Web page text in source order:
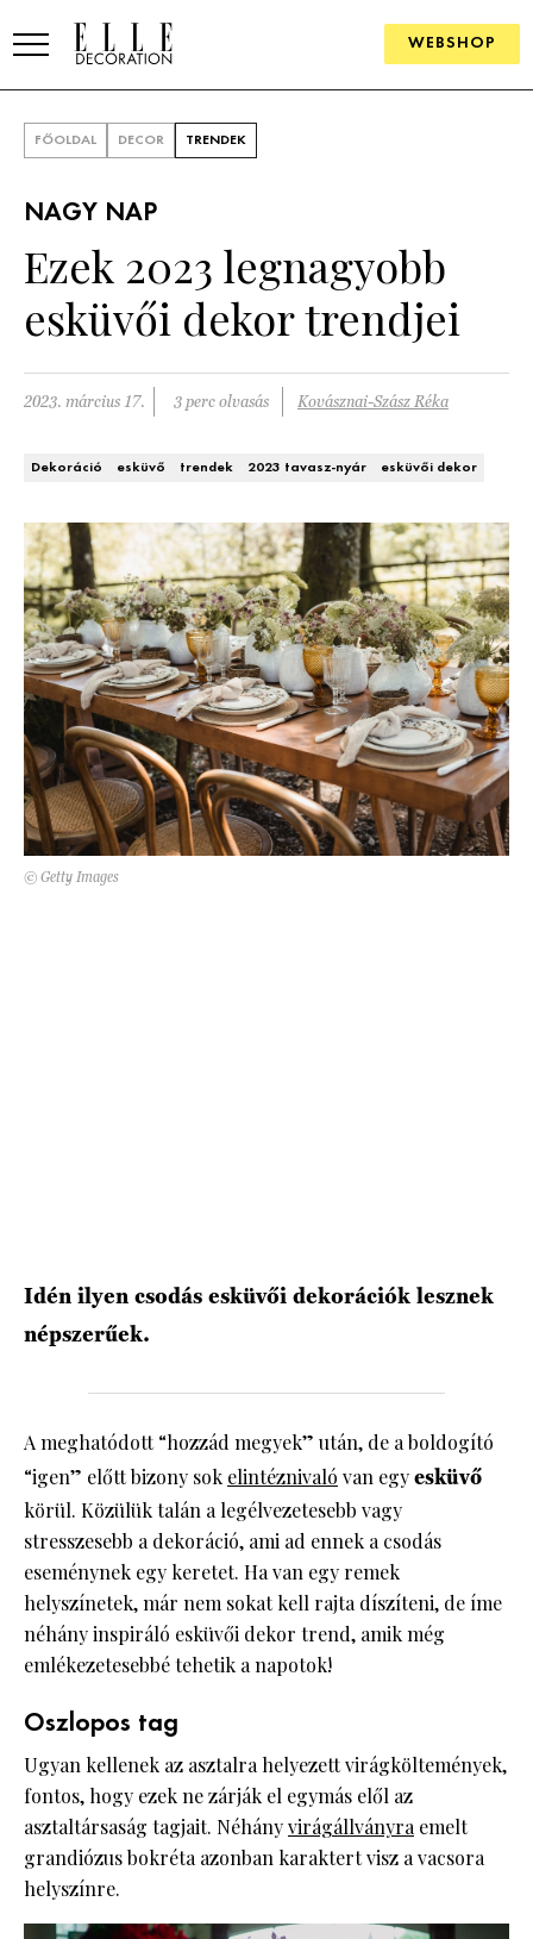
WEBSHOP
SZOBÁK
Konyha
Fürdőszoba
Kert és terasz
ÖTLETEK
SZÉP TEREK
HÍRLEVÉL
FŐOLDAL DECOR TRENDEK
NAGY NAP
Ezek 2023 legnagyobb
esküvői dekor trendjei
2023. március 17. 3 perc olvasás Kovásznai-Szász Réka
Dekoráció esküvő trendek 2023 tavasz-nyár esküvői dekor
© Getty Images
Idén ilyen csodás esküvői dekorációk lesznek
népszerűek.
A meghatódott “hozzád megyek” után, de a boldogító
“igen” előtt bizony sok elintéznivaló van egyesküvő
körül. Közülük talán a legélvezetesebb vagy
stresszesebb a dekoráció, ami ad ennek a csodás
eseménynek egy keretet. Ha van egy remek
helyszínetek, már nem sokat kell rajta díszíteni, de íme
néhány inspiráló esküvői dekor trend, amik még
emlékezetesebbé tehetik a napotok!
Oszlopos tag
Ugyan kellenek az asztalra helyezett virágköltemények,
fontos, hogy ezek ne zárják el egymás elől az
asztaltársaság tagjait. Néhányvirágállványraemelt
grandiózus bokréta azonban karaktert visz a vacsora
helyszínre.